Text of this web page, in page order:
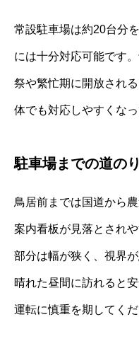
常設駐車場は約20台分
には十分対応可能です
祭や繁忙期に開放され
体でも対応しやすくなっ
駐車場までの道の
鳥居前までは国道から
案内看板が見落とされ
部分は幅が狭く、視界
晴れた昼間に訪れると
運転に慎重を期してくだ